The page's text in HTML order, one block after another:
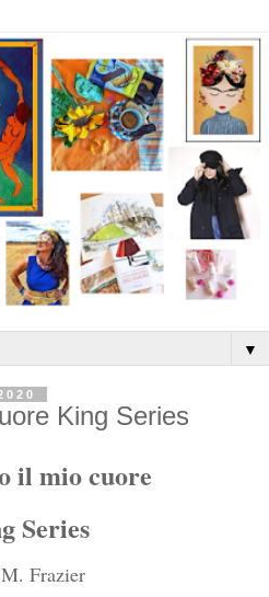
▼
King Series
il mio cuore
Series
Frazier